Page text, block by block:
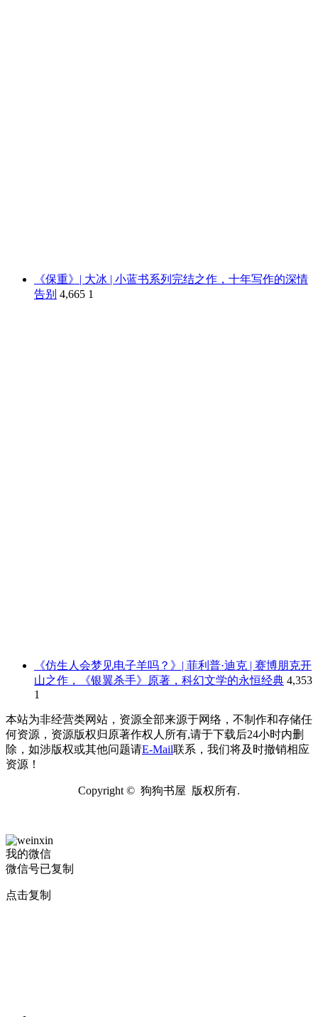
《保重》| 大冰 | 小蓝书系列完结之作，十年写作的深情
告别 4,665 1
《仿生人会梦见电子羊吗？》| 菲利普·迪克 | 赛博朋克开
山之作，《银翼杀手》原著，科幻文学的永恒经典 4,353
1
本站为非经营类网站，资源全部来源于网络，不制作和存储任
何资源，资源版权归原著作权人所有,请于下载后24小时内删
除，如涉版权或其他问题请E-Mail联系，我们将及时撤销相应
资源！
Copyright © 狗狗书屋 版权所有.
我的微信
微信号已复制
点击复制